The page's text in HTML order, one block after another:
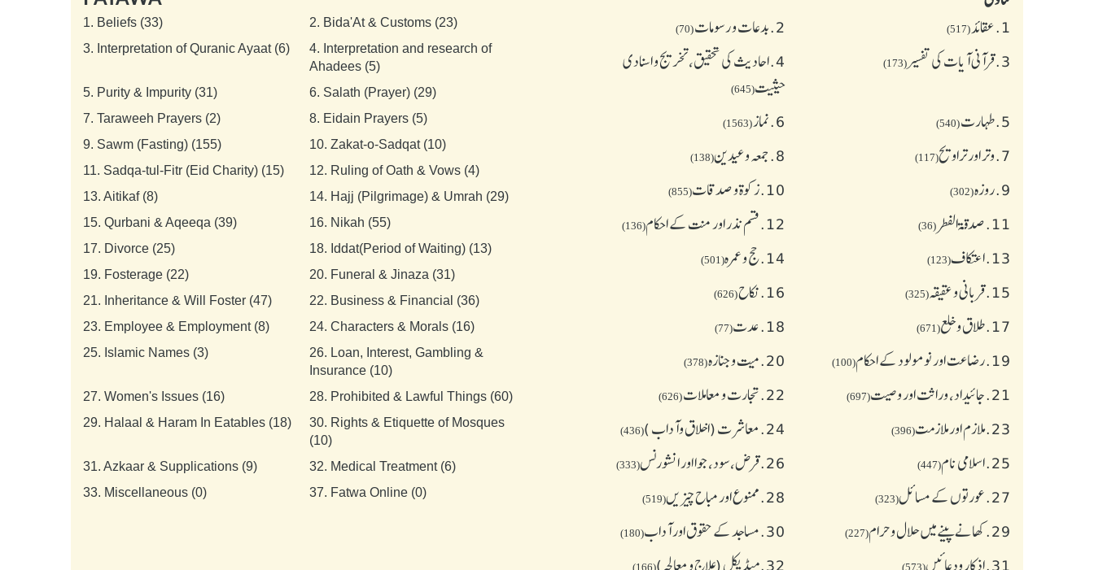
1. عقائد(517)
2. بدعات و رسومات(70)
3. قرآنی آیات کی تفسیر(173)
4. احادیث کی تحقیق، تخریج و اسنادی
حیثیت(645)
5. طهارت(540)
6. نماز(1563)
7. وتر اور تراویح(117)
8. جمعہ وعیدین(138)
9. روزہ(302)
10. زکوة و صدقات(855)
11. صدقۃ الفطر (36)
12. قسم نذر اور منت کے احکام(136)
13. اعتکاف(123)
14. حج و عمرہ(501)
15. قربانی و عقیقہ(325)
16. نکاح(626)
17. طلاق و خلع(671)
18. عدت(77)
19. رضاعت اور نومولود کے احکام(100)
20. میت و جنازہ(378)
21. جائیداد، وراثت اور وصیت(697)
22. تجارت و معاملات(626)
23. ملازم اور ملازمت(396)
24. معاشرت (اخلاق وآداب )(436)
25. اسلامی نام(447)
26. قرض،سود، جوا اور انشورنس(333)
27. عورتوں کے مسائل(323)
28. ممنوع اور مباح چیز یں(519)
29. کھانے پینے میں حلال و حرام(227)
30. مساجد کے حقوق اور آداب(180)
(573)
(166)
1. Beliefs (33) 2. Bida'At & Customs (23)
3. Interpretation of Quranic Ayaat (6) 4. Interpretation and research of
Ahadees (5)
5. Purity & Impurity (31) 6. Salath (Prayer) (29)
7. Taraweeh Prayers (2) 8. Eidain Prayers (5)
9. Sawm (Fasting) (155) 10. Zakat-o-Sadqat (10)
11. Sadqa-tul-Fitr (Eid Charity) (15) 12. Ruling of Oath & Vows (4)
13. Aitikaf (8) 14. Hajj (Pilgrimage) & Umrah (29)
15. Qurbani & Aqeeqa (39) 16. Nikah (55)
17. Divorce (25) 18. Iddat(Period of Waiting) (13)
19. Fosterage (22) 20. Funeral & Jinaza (31)
21. Inheritance & Will Foster (47) 22. Business & Financial (36)
23. Employee & Employment (8) 24. Characters & Morals (16)
25. Islamic Names (3) 26. Loan, Interest, Gambling &
Insurance (10)
27. Women's Issues (16) 28. Prohibited & Lawful Things (60)
29. Halaal & Haram In Eatables (18) 30. Rights & Etiquette of Mosques
(10)
31. Azkaar & Supplications (9) 32. Medical Treatment (6)
33. Miscellaneous (0) 37. Fatwa Online (0)